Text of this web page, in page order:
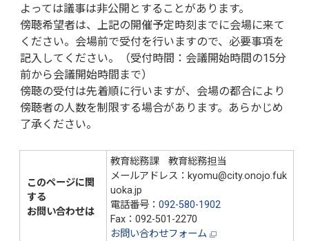
よっては議事は非公開とすることがあります。
傍聴希望者は、上記の開催予定時刻までに会場に来て
ください。会場前で受付を行いますので、必要事項を
記入してください。（受付時間：会議開始時間の15分
前から会議開始時間まで）
傍聴の受付は先着順に行いますが、会場の都合により
傍聴者の人数を制限する場合があります。あらかじめ
了承ください。
このページに関
する
お問い合わせは
教育総務課 教育総務担当
メールアドレス：kyomu@city.onojo.fuk
uoka.jp
電話番号： 092-580-1902
Fax：092-501-2270
お問い合わせフォーム